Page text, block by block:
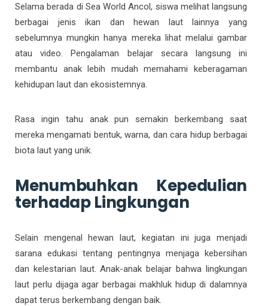
Selama berada di Sea World Ancol, siswa melihat langsung
berbagai jenis ikan dan hewan laut lainnya yang
sebelumnya mungkin hanya mereka lihat melalui gambar
atau video. Pengalaman belajar secara langsung ini
membantu anak lebih mudah memahami keberagaman
kehidupan laut dan ekosistemnya.
Rasa ingin tahu anak pun semakin berkembang saat
mereka mengamati bentuk, warna, dan cara hidup berbagai
biota laut yang unik.
Menumbuhkan Kepedulian
terhadap Lingkungan
Selain mengenal hewan laut, kegiatan ini juga menjadi
sarana edukasi tentang pentingnya menjaga kebersihan
dan kelestarian laut. Anak-anak belajar bahwa lingkungan
laut perlu dijaga agar berbagai makhluk hidup di dalamnya
dapat terus berkembang dengan baik.